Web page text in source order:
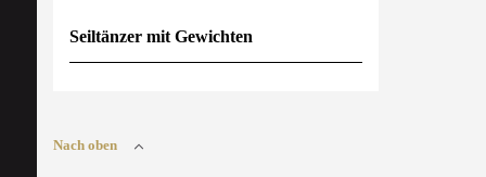
Seiltänzer mit Gewichten
Nach oben